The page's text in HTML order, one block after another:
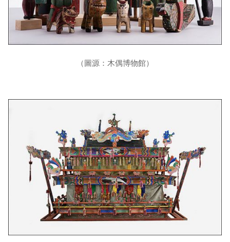
（圖源：木偶博物館）